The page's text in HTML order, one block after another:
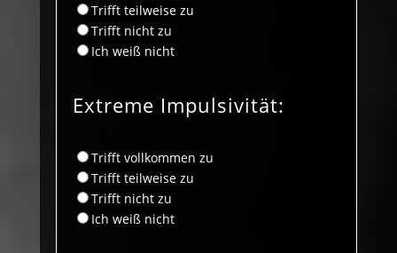
Trifft teilweise zu
Trifft nicht zu
Ich weiß nicht
Extreme Impulsivität:
Trifft vollkommen zu
Trifft teilweise zu
Trifft nicht zu
Ich weiß nicht